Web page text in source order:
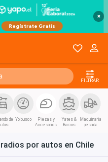
×
FILTRAR
de Yo busco
Piezas y
Accesorios
Yates &
Barcos
Maquinaria
pesada
por autos en Chile